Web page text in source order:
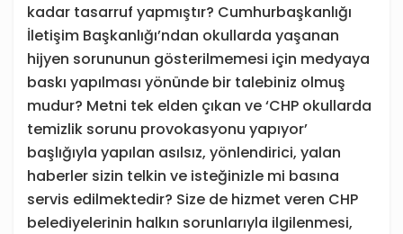
kadar tasarruf yapmıştır? Cumhurbaşkanlığı
İletişim Başkanlığı’ndan okullarda yaşanan
hijyen sorununun gösterilmemesi için medyaya
baskı yapılması yönünde bir talebiniz olmuş
mudur? Metni tek elden çıkan ve ‘CHP okullarda
temizlik sorunu provokasyonu yapıyor’
başlığıyla yapılan asılsız, yönlendirici, yalan
haberler sizin telkin ve isteğinizle mi basına
servis edilmektedir? Size de hizmet veren CHP
belediyelerinin halkın sorunlarıyla ilgilenmesi,